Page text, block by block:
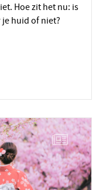
Hoe zit het nu: is
huid of niet?